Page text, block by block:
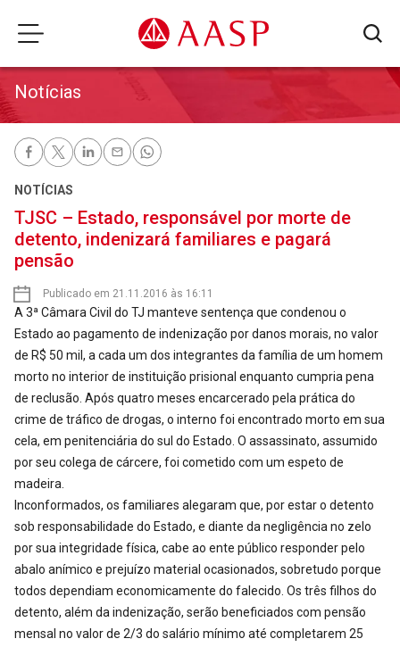
Notícias
NOTÍCIAS
TJSC – Estado, responsável por morte de
detento, indenizará familiares e pagará
pensão
Publicado em 21.11.2016 às 16:11
A 3ª Câmara Civil do TJ manteve sentença que condenou o
Estado ao pagamento de indenização por danos morais, no valor
de R$ 50 mil, a cada um dos integrantes da família de um homem
morto no interior de instituição prisional enquanto cumpria pena
de reclusão. Após quatro meses encarcerado pela prática do
crime de tráfico de drogas, o interno foi encontrado morto em sua
cela, em penitenciária do sul do Estado. O assassinato, assumido
por seu colega de cárcere, foi cometido com um espeto de
madeira.
Inconformados, os familiares alegaram que, por estar o detento
sob responsabilidade do Estado, e diante da negligência no zelo
por sua integridade física, cabe ao ente público responder pelo
abalo anímico e prejuízo material ocasionados, sobretudo porque
todos dependiam economicamente do falecido. Os três filhos do
detento, além da indenização, serão beneficiados com pensão
mensal no valor de 2/3 do salário mínimo até completarem 25